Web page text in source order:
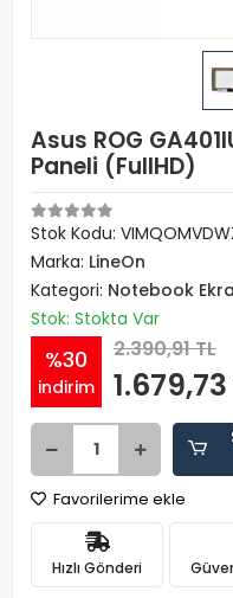
Asus ROG
Paneli (FullHD)
Stok Kodu:
Marka: LineOn
Kategori: Notebook
Stok: Stokta Var
%30
indirim
2.390,91 TL
1.679,73
Favorilerime ekle
Hızlı Gönderi